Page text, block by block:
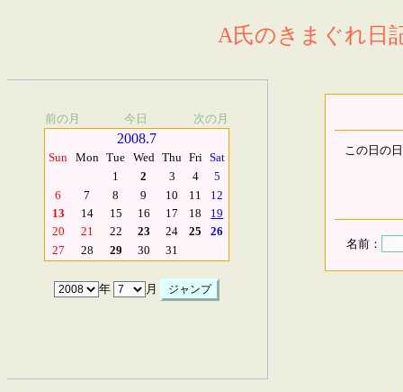
A氏のきまぐれ日
前の月 今日 次の月
2008.7
Sun Mon Tue Wed Thu Fri Sat
1
2 3 4
5
6
7 8 9 10 11
12
13
14 15 16 17 18
19
20
21 22 23 24 25
26
27
28 29 30 31
年 月
この日の
名前：